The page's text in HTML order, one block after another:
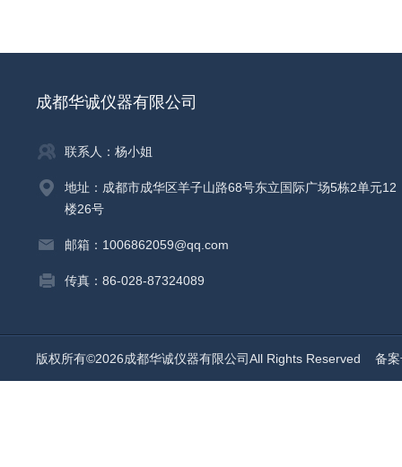
成都华诚仪器有限公司
联系人：杨小姐
地址：成都市成华区羊子山路68号东立国际广场5栋2单元12
楼26号
邮箱：1006862059@qq.com
传真：86-028-87324089
版权所有©2026成都华诚仪器有限公司All Rights Reserved 备